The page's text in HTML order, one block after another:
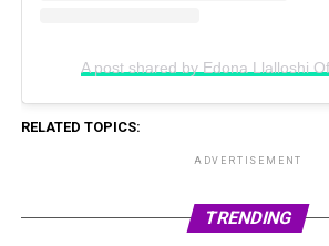
RELATED TOPICS:
ADVERTISEMENT
TRENDING